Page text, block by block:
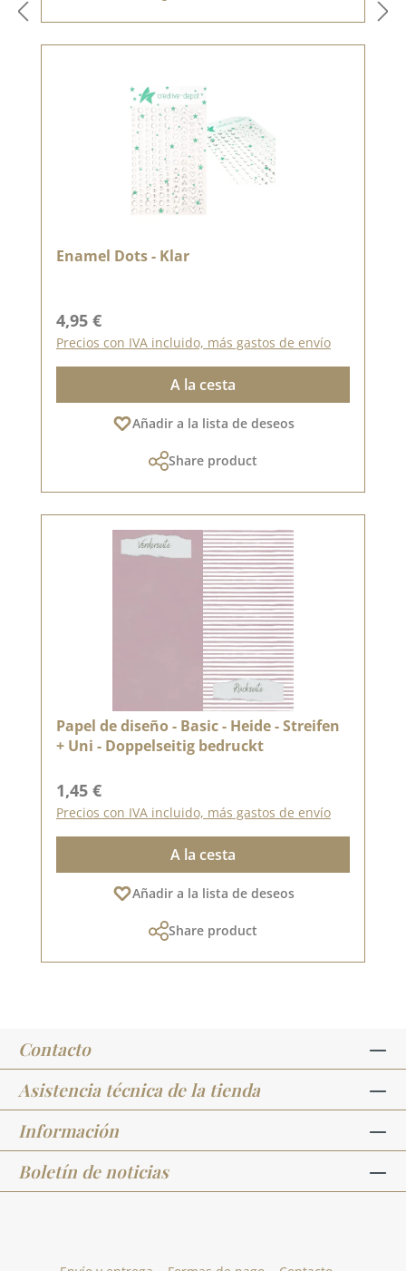
Enamel Dots - Klar
Precio normal:
4,95 €
Precios con IVA incluido, más gastos de envío
A la cesta
Añadir a la lista de deseos
Share product
Papel de diseño - Basic - Heide - Streifen
+ Uni - Doppelseitig bedruckt
Precio normal:
1,45 €
Precios con IVA incluido, más gastos de envío
A la cesta
Añadir a la lista de deseos
Share product
Contacto
Asistencia técnica de la tienda
Información
Boletín de noticias